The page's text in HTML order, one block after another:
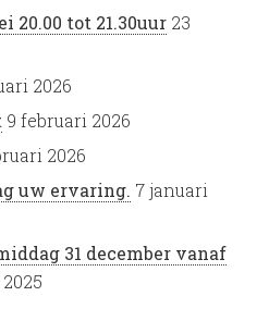
20.00 tot 21.30uur 23
2026
9 februari 2026
2026
uw ervaring. 7 januari
31 december vanaf